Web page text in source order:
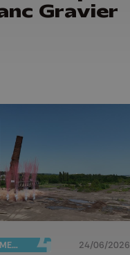
Gravier
AMÉNAGEMENT DU TERRITOIRE 24/06/2026